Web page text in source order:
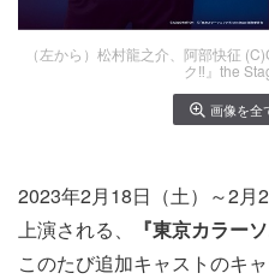
（左から）松村龍之介、阿部快征
ク‼』the
画像を全
2023年2月18日（土）～2月
上演される、
『東京カラー
このたび追加キャストのキ